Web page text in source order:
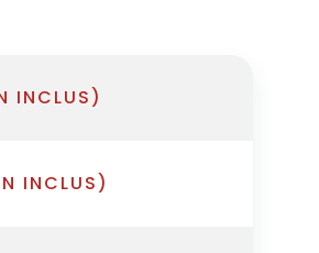
INCLUS)
INCLUS)